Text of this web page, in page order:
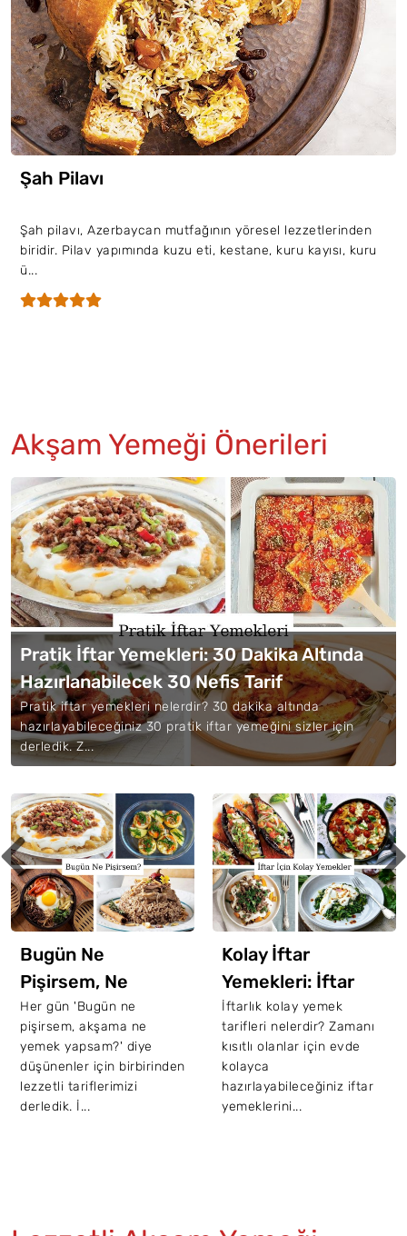
Şah Pilavı
Şah pilavı, Azerbaycan mutfağının yöresel lezzetlerinden
biridir. Pilav yapımında kuzu eti, kestane, kuru kayısı, kuru
ü...
Akşam Yemeği Önerileri
Pratik İftar Yemekleri: 30 Dakika Altında
Hazırlanabilecek 30 Nefis Tarif
Pratik iftar yemekleri nelerdir? 30 dakika altında
hazırlayabileceğiniz 30 pratik iftar yemeğini sizler için
derledik. Z...
Bugün Ne
Pişirsem, Ne
Yemek Yapsam
Diyenler İçin 65
Nefis Tarif
Her gün 'Bugün ne
pişirsem, akşama ne
yemek yapsam?' diye
düşünenler için birbirinden
lezzetli tariflerimizi
derledik. İ...
Kolay İftar
Yemekleri: İftar
İçin 20 Kolay Tarif
İftarlık kolay yemek
tarifleri nelerdir? Zamanı
kısıtlı olanlar için evde
kolayca
hazırlayabileceğiniz iftar
yemeklerini...